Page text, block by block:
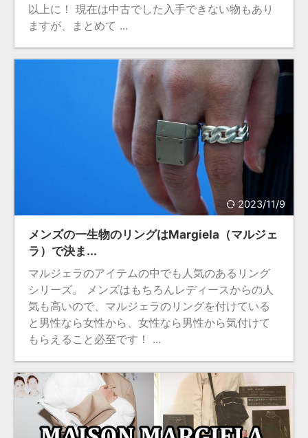
以上に！ 現在は中古でした入手できない物もあり
ますが、まとめて ...
2023/11/9
メンズの一生物のリングはMargiela（マルジェ
ラ）で決ま...
マルジェラのアイテムの中でも人気のあるリング
シリーズ。 メンズはもちろんレディースからの人
気も高いので、マルジェラのリングを付けている
と男性なら女性から、女性なら男性から気付けて
もらえること必至です！ ...